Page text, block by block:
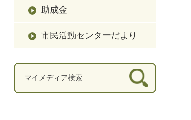
助成金
市民活動センターだより